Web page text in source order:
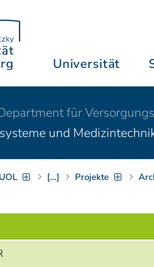
Universität
für
und
UOL […] Projekte